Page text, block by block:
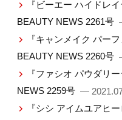
『ビーエー ハイドレ
BEAUTY NEWS 2261号
『キャンメイク パー
BEAUTY NEWS 2260号
『ファシオ パウダリ
NEWS 2259号 —
『シシ アイムユアヒ